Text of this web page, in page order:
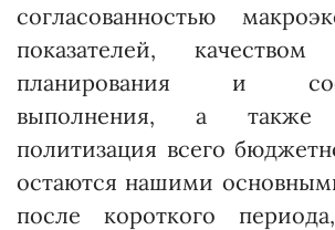
согласованностью
показателей, качеством
планирования и
выполнения, а также
политизация всего
остаются нашими
после короткого